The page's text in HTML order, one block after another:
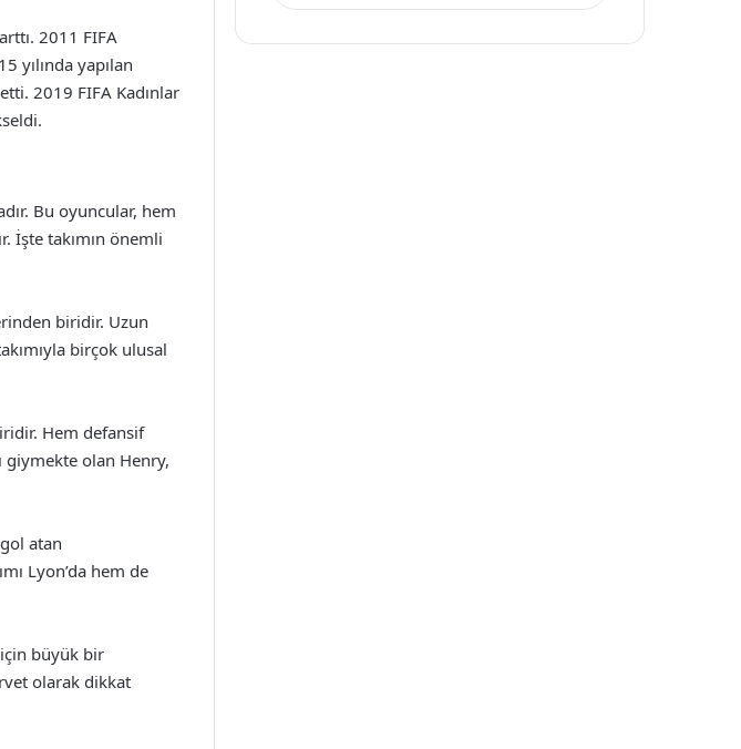
2011 FIFA
yılında yapılan
2019 FIFA Kadınlar
Bu oyuncular, hem
İşte takımın önemli
biridir. Uzun
birçok ulusal
Hem defansif
giymekte olan Henry,
atan
Lyon’da hem de
büyük bir
olarak dikkat